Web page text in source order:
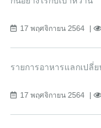
17 พฤศจิกายน 2564
รายการอาหารแลกเปลี่ย
17 พฤศจิกายน 2564